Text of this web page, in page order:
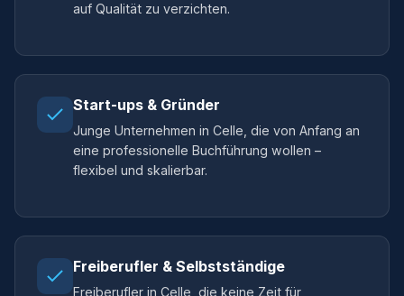
auf Qualität zu verzichten.
Start-ups & Gründer
Junge Unternehmen in Celle, die von Anfang an
eine professionelle Buchführung wollen –
flexibel und skalierbar.
Freiberufler & Selbstständige
Freiberufler in Celle, die keine Zeit für